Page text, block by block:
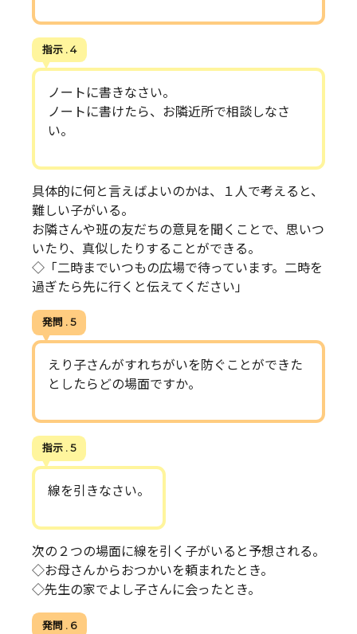
指示 . 4
ノートに書きなさい。
ノートに書けたら、お隣近所で相談しなさ
い。
具体的に何と言えばよいのかは、１人で考えると、
難しい子がいる。
お隣さんや班の友だちの意見を聞くことで、思いつ
いたり、真似したりすることができる。
◇「二時までいつもの広場で待っています。二時を
過ぎたら先に行くと伝えてください」
発問 . 5
えり子さんがすれちがいを防ぐことができた
としたらどの場面ですか。
指示 . 5
線を引きなさい。
次の２つの場面に線を引く子がいると予想される。
◇お母さんからおつかいを頼まれたとき。
◇先生の家でよし子さんに会ったとき。
発問 . 6